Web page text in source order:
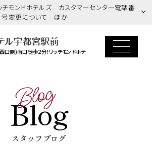
チモンドホテルズ カスタマーセンター電話番
号変更について ほか
口側)南口徒歩2分！リッチモンドホテ
Blog
Blog
スタッフブログ